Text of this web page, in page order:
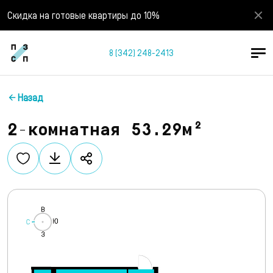
Скидка на готовые квартиры до 10%
8 (342) 248-2413
Назад
2-комнатная 53.29м²